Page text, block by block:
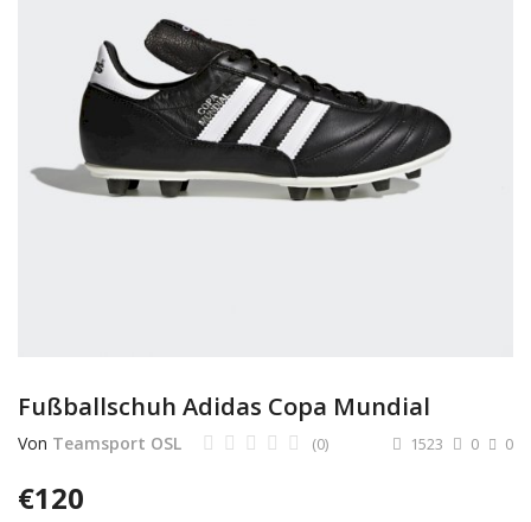
Lebensmittelmarkt
Baumarkt
Dienstleistungen
Wunschliste
Kontakt
Fußballschuh Adidas Copa Mundial
Von Teamsport OSL 0
(0) 0
1523
€120